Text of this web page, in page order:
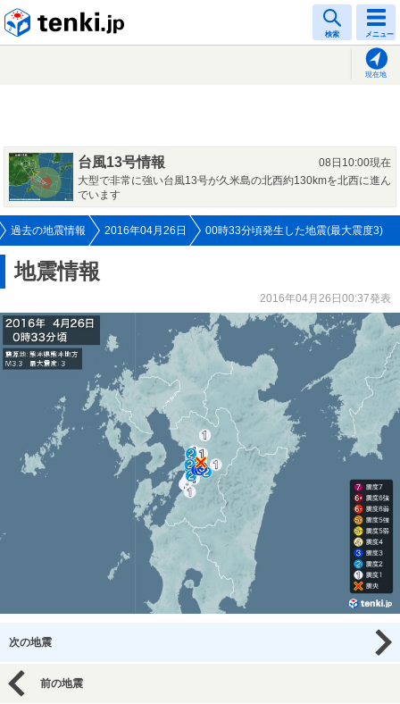
検索 メニュー
現在地
台風13号情報
08日10:00現在
大型で非常に強い台風13号が久米島の北西約130kmを北西に進ん
でいます
過去の地震情報 2016年04月26日 00時33分頃発生した地震(最大震度3)
地震情報
2016年04月26日00:37発表
次の地震
前の地震